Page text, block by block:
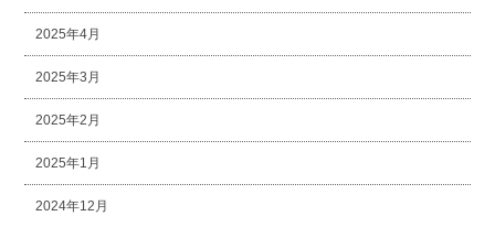
2025年4月
2025年3月
2025年2月
2025年1月
2024年12月